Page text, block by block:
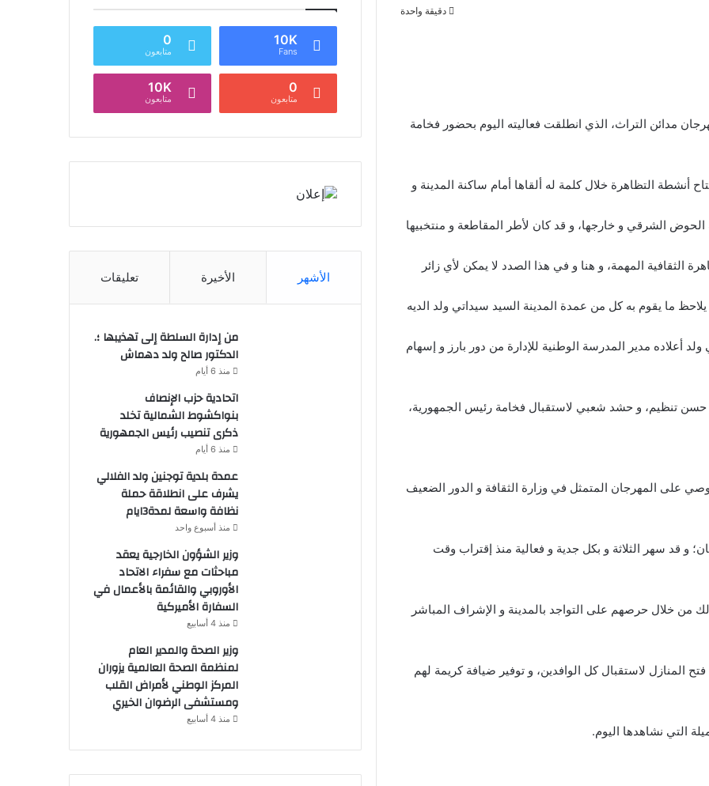
دقيقة واحدة
مدائن التراث، الذي انطلقت فعاليته اليوم بحضور فخامة
أنشطة التظاهرة خلال كلمة له ألقاها أمام ساكنة المدينة و
الحوض الشرقي و خارجها، و قد كان لأطر المقاطعة و منتخبيها
الثقافية المهمة، و هنا و في هذا الصدد لا يمكن لأي زائر
يلاحظ ما يقوم به كل من عمدة المدينة السيد سيداتي ولد الديه
أعلاده مدير المدرسة الوطنية للإدارة من دور بارز و إسهام
تنظيم، و حشد شعبي لاستقبال فخامة رئيس الجمهورية،
على المهرجان المتمثل في وزارة الثقافة و الدور الضعيف
و قد سهر الثلاثة و بكل جدية و فعالية منذ إقتراب وقت
من خلال حرصهم على التواجد بالمدينة و الإشراف المباشر
المنازل لاستقبال كل الوافدين، و توفير ضيافة كريمة لهم
التي نشاهدها اليوم.
10K
Fans
0
متابعون
0
متابعون
10K
متابعون
الأشهر الأخيرة تعليقات
من إدارة السلطة إلى تهذيبها ؛.
الدكتور صالح ولد دهماش
منذ 6 أيام
اتحادية حزب الإنصاف
بنواكشوط الشمالية تخلد
ذكرى تنصيب رئيس الجمهورية
منذ 6 أيام
عمدة بلدية توجنين ولد الفلالي
يشرف على انطلاقة حملة
نظافة واسعة لمدة3ايام
منذ أسبوع واحد
وزير الشؤون الخارجية يعقد
مباحثات مع سفراء الاتحاد
الأوروبي والقائمة بالأعمال في
السفارة الأميركية
منذ 4 أسابيع
وزير الصحة والمدير العام
لمنظمة الصحة العالمية يزوران
المركز الوطني لأمراض القلب
ومستشفى الرضوان الخيري
منذ 4 أسابيع